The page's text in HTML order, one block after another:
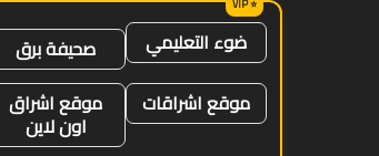
ضوء التعليمي
صحيفة برق
موقع اشراقات
موقع اشراق
اون لاين